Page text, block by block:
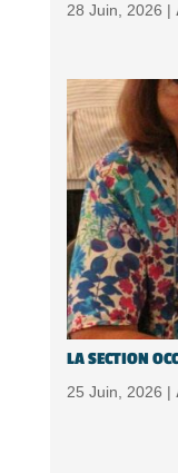
28 Juin, 2026 |
LA SECTION
25 Juin, 2026 |